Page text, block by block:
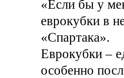
«Если бы у
еврокубки в
«Спартака».
Еврокубки –
особенно